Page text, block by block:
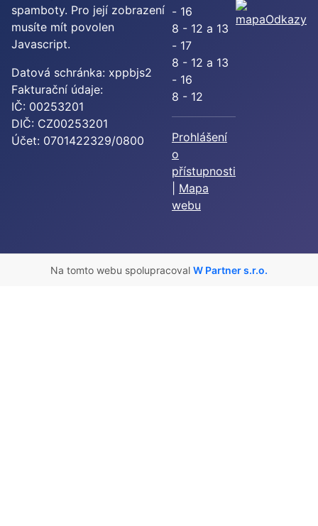
spamboty. Pro její zobrazení
musíte mít povolen
Javascript.
Datová schránka: xppbjs2
Fakturační údaje:
IČ: 00253201
DIČ: CZ00253201
Účet: 0701422329/0800
- 16
8 - 12 a 13
- 17
8 - 12 a 13
- 16
8 - 12
Prohlášení
o
přístupnosti
Mapa
webu
Odkazy
Na tomto webu spolupracoval W Partner s.r.o.